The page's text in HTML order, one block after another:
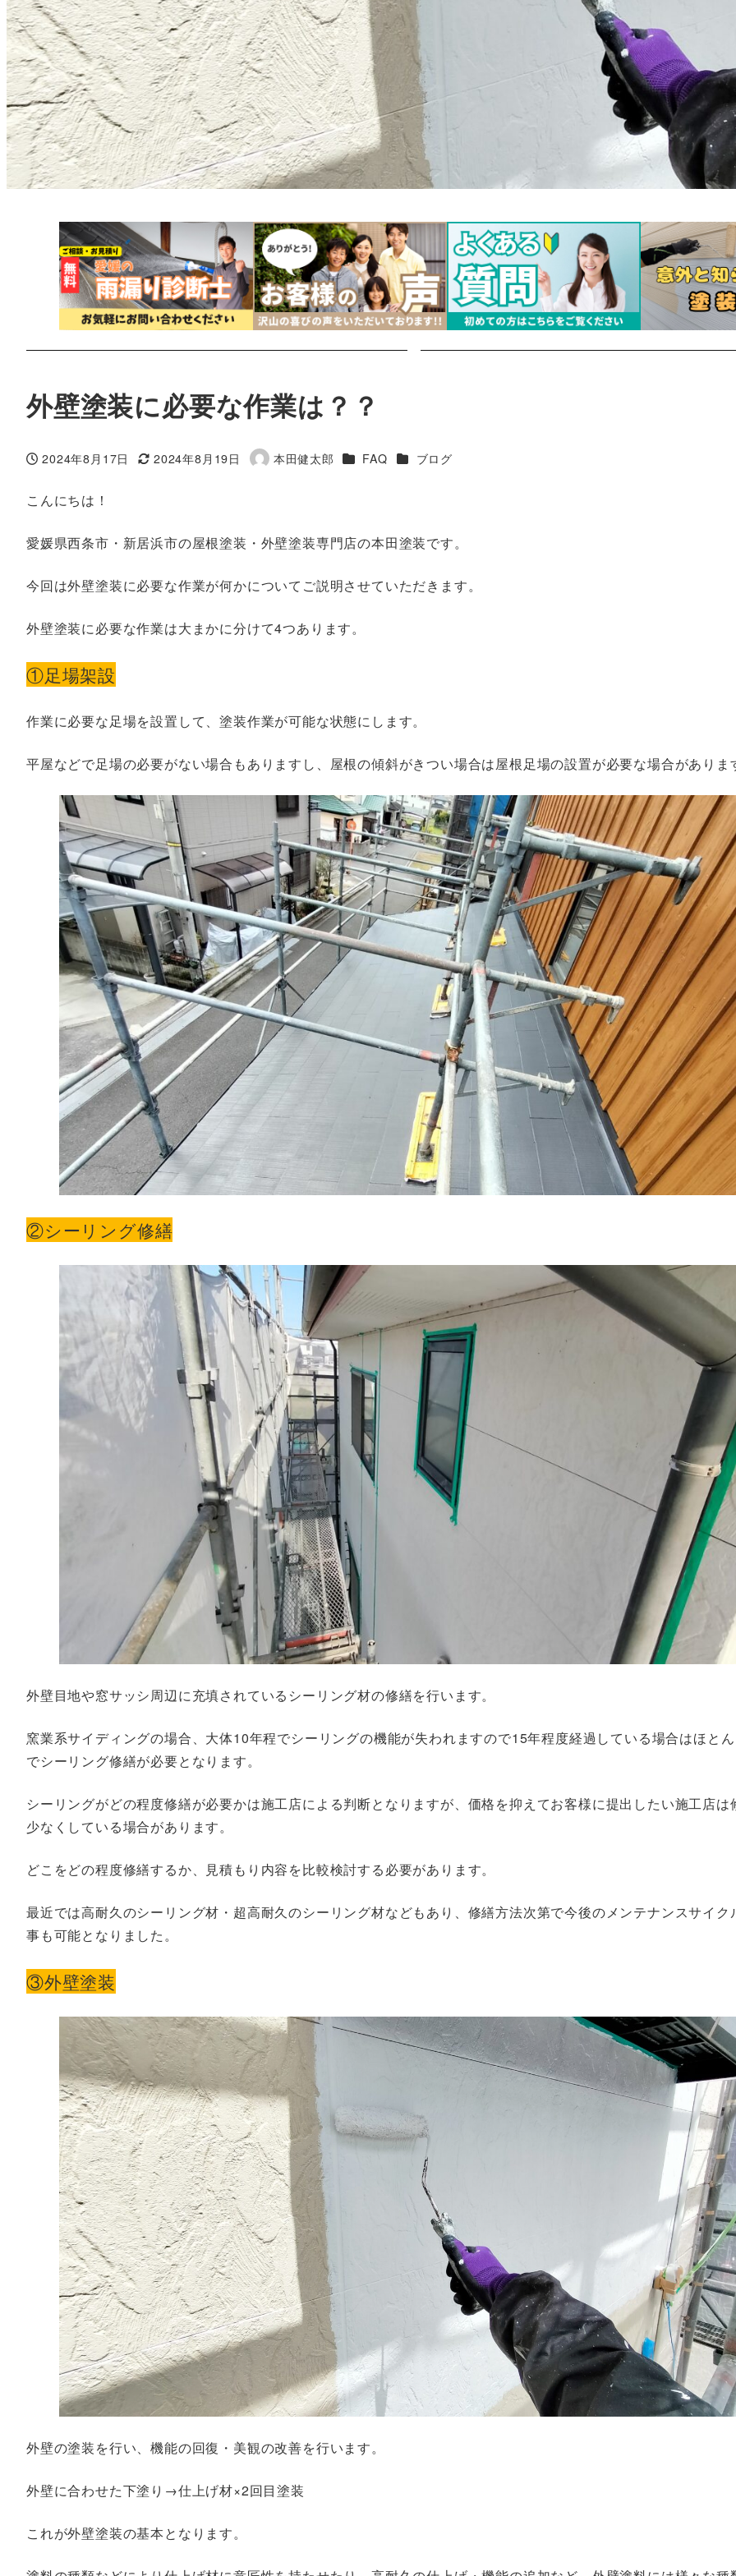
外壁塗装に必要な作業は？？
投稿日
2024年8月17日
更新日
2024年8月19日
著
本田健太郎 カテゴリー
FAQ カテゴリー
ブログ
こんにちは！
愛媛県西条市・新居浜市の屋根塗装・外壁塗装専門店の本田塗装です。
今回は外壁塗装に必要な作業が何かについてご説明させていただきます。
外壁塗装に必要な作業は大まかに分けて4つあります。
①足場架設
作業に必要な足場を設置して、塗装作業が可能な状態にします。
平屋などで足場の必要がない場合もありますし、屋根の傾斜がきつい場合は屋根足場の設置が必要な場合がありま
②シーリング修繕
外壁目地や窓サッシ周辺に充填されているシーリング材の修繕を行います。
窯業系サイディングの場合、大体10年程でシーリングの機能が失われますので15年程度経過している場合はほと
でシーリング修繕が必要となります。
シーリングがどの程度修繕が必要かは施工店による判断となりますが、価格を抑えてお客様に提出したい施工店は
少なくしている場合があります。
どこをどの程度修繕するか、見積もり内容を比較検討する必要があります。
最近では高耐久のシーリング材・超高耐久のシーリング材などもあり、修繕方法次第で今後のメンテナンスサイク
事も可能となりました。
③外壁塗装
外壁の塗装を行い、機能の回復・美観の改善を行います。
外壁に合わせた下塗り→仕上げ材×2回目塗装
これが外壁塗装の基本となります。